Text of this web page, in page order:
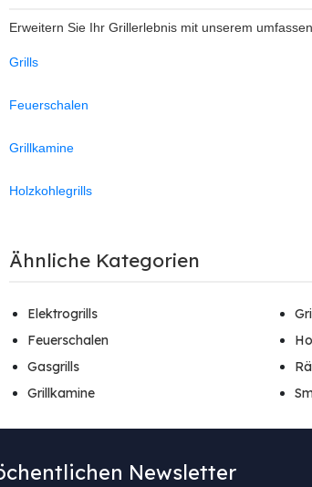
Erweitern Sie Ihr Grillerlebnis mit unserem
Grills
Feuerschalen
Grillkamine
Holzkohlegrills
Ähnliche Kategorien
Elektrogrills
Feuerschalen
Gasgrills
Grillkamine
Newsletter